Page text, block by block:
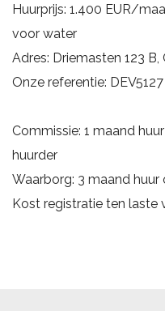
Huurprijs: 1.400 EUR/
voor water
Adres: Driemasten 123 B,
Onze referentie: DEV5127
Commissie: 1 maand
huurder
Waarborg: 3 maand
Kost registratie ten laste